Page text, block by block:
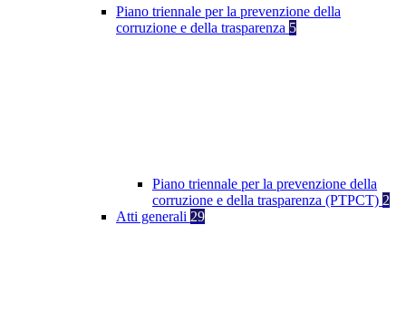
Piano triennale per la prevenzione della
corruzione e della trasparenza 5
Piano triennale per la prevenzione della
corruzione e della trasparenza (PTPCT) 2
Atti generali 29